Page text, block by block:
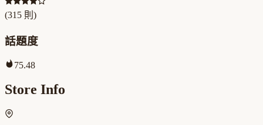
(315 則)
話題度
75.48
Store Info